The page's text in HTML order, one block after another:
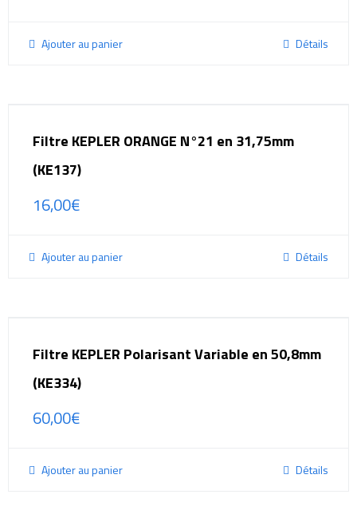
Ajouter au panier Détails
Filtre KEPLER ORANGE N°21 en 31,75mm
(KE137)
16,00€
Ajouter au panier Détails
Filtre KEPLER Polarisant Variable en 50,8mm
(KE334)
60,00€
Ajouter au panier Détails